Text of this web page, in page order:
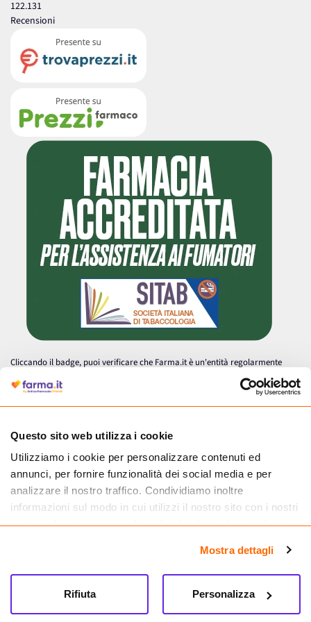
Questo sito web utilizza i cookie
Utilizziamo i cookie per personalizzare contenuti ed
annunci, per fornire funzionalità dei social media e per
analizzare il nostro traffico. Condividiamo inoltre
informazioni sul modo in cui utilizzi il nostro sito con i nostri
partner che si occupano di analisi dei dati web, pubblicità e
informazioni che hai fornito loro o che hanno raccolto dal
tuo utilizzo dei loro servizi.
Mostra dettagli
Personalizza
Rifiuta
122.131
Recensioni
Cliccando il badge, puoi verificare che Farma.it è un'entità regolarmente
autorizzata dal Ministero della Salute a effettuare la vendita online di
medicinali.
Farma.it S.a.s. P. IVA 07417261216 REA: NA-884088